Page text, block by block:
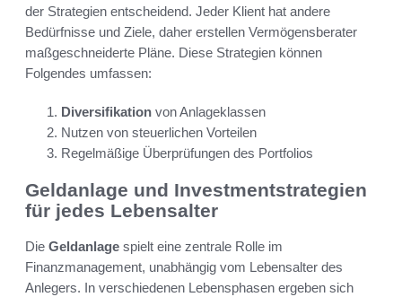
der Strategien entscheidend. Jeder Klient hat andere
Bedürfnisse und Ziele, daher erstellen Vermögensberater
maßgeschneiderte Pläne. Diese Strategien können
Folgendes umfassen:
Diversifikation von Anlageklassen
Nutzen von steuerlichen Vorteilen
Regelmäßige Überprüfungen des Portfolios
Geldanlage und Investmentstrategien
für jedes Lebensalter
Die Geldanlage spielt eine zentrale Rolle im
Finanzmanagement, unabhängig vom Lebensalter des
Anlegers. In verschiedenen Lebensphasen ergeben sich